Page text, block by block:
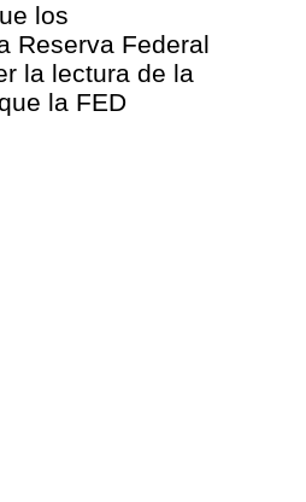
los
Reserva Federal
la lectura de la
la FED